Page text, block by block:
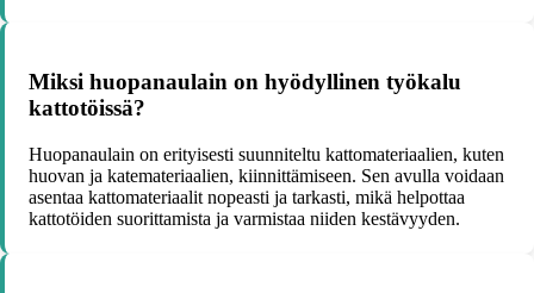
Miksi huopanaulain on hyödyllinen työkalu
kattotöissä?
Huopanaulain on erityisesti suunniteltu kattomateriaalien, kuten
huovan ja katemateriaalien, kiinnittämiseen. Sen avulla voidaan
asentaa kattomateriaalit nopeasti ja tarkasti, mikä helpottaa
kattotöiden suorittamista ja varmistaa niiden kestävyyden.